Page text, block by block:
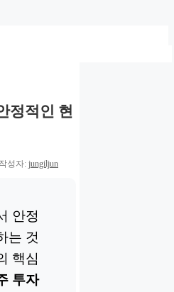
정적인 현
작성자: jungiljun
안정
는 것
핵심
투자